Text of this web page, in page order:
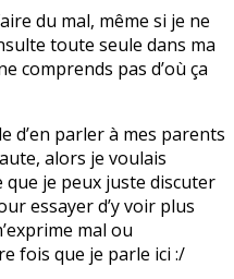
du mal, même si je ne
toute seule dans ma
comprends pas d’où ça
d’en parler à mes parents
alors je voulais
que je peux juste discuter
essayer d’y voir plus
mal ou
fois que je parle ici :/